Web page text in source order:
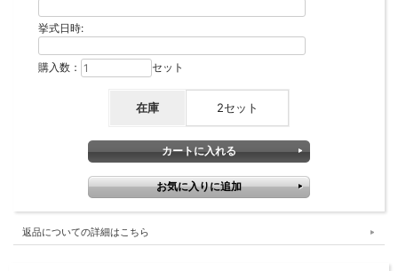
挙式日時:
購入数： セット
在庫 2セット
返品についての詳細はこちら